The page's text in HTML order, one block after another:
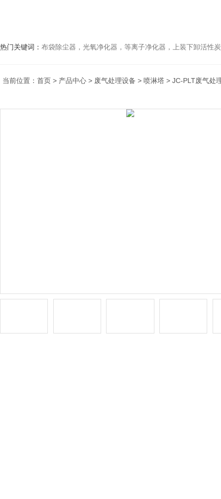
热门关键词： 布袋除尘器，光氧净化器，等离子净化器，上装下卸活性炭吸附箱，打磨除尘
当前位置： 首页 > 产品中心 > 废气处理设备 > 喷淋塔 > JC-PLT废气处